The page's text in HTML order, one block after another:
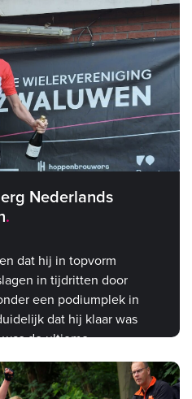
Nederlands
dat hij in topvorm
in tijdritten door
een podiumplek in
dat hij klaar was
de ultieme